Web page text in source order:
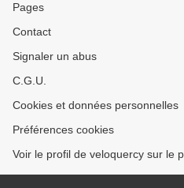
Pages
Contact
Signaler un abus
C.G.U.
Cookies et données personnelles
Préférences cookies
Voir le profil de veloquercy sur le